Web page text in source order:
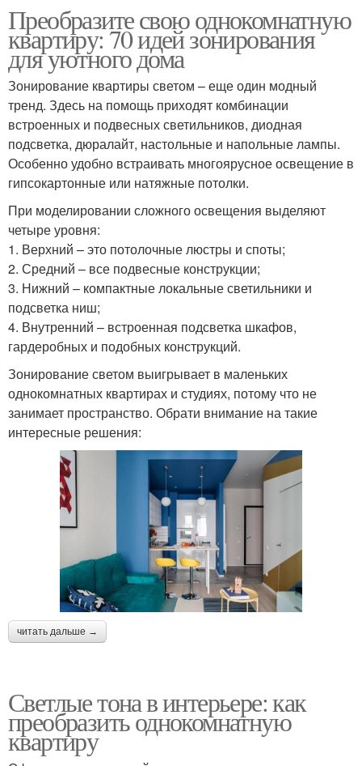
Преобразите свою однокомнатную
квартиру: 70 идей зонирования
для уютного дома
Зонирование квартиры светом – еще один модный
тренд. Здесь на помощь приходят комбинации
встроенных и подвесных светильников, диодная
подсветка, дюралайт, настольные и напольные лампы.
Особенно удобно встраивать многоярусное освещение в
гипсокартонные или натяжные потолки.
При моделировании сложного освещения выделяют
четыре уровня:
1. Верхний – это потолочные люстры и споты;
2. Средний – все подвесные конструкции;
3. Нижний – компактные локальные светильники и
подсветка ниш;
4. Внутренний – встроенная подсветка шкафов,
гардеробных и подобных конструкций.
Зонирование светом выигрывает в маленьких
однокомнатных квартирах и студиях, потому что не
занимает пространство. Обрати внимание на такие
интересные решения:
читать дальше →
Светлые тона в интерьере: как
преобразить однокомнатную
квартиру